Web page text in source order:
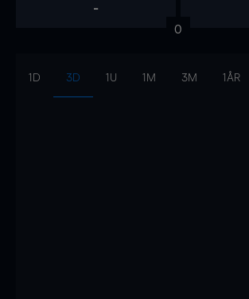
-
0
1D 3D 1U 1M 3M 1ÅR